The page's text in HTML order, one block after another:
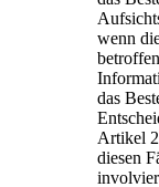
wenn
das
Artikel
diesen